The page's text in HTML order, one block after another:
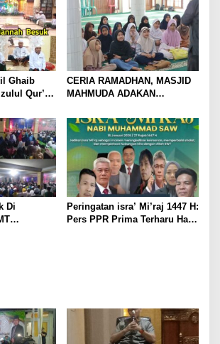
Generasi Muda
Ghaib
Qur’an
CERIA RAMADHAN, MASJID
MAHMUDA ADAKAN
Di
Peringatan isra’ Mi’raj 1447 H:
Pers PPR Prima Terharu Hati